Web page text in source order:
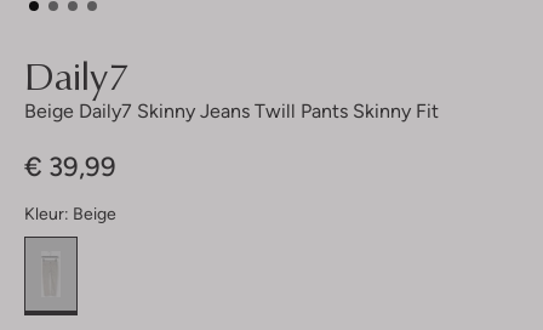
Daily7
Beige Daily7 Skinny Jeans Twill Pants Skinny Fit
€ 39,99
Kleur: Beige